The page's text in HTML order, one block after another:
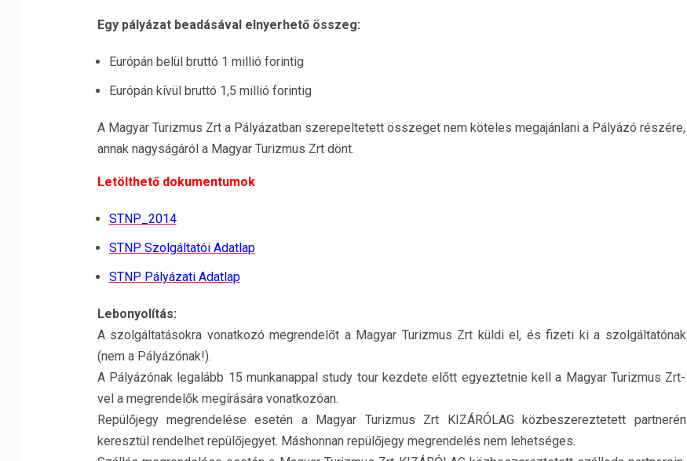
Egy pályázat beadásával elnyerhető összeg:
Európán belül bruttó 1 millió forintig
Európán kívül bruttó 1,5 millió forintig
A Magyar Turizmus Zrt a Pályázatban szerepeltetett összeget nem köteles megajánlani a Pályázó részére,
annak nagyságáról a Magyar Turizmus Zrt dönt.
Letölthető dokumentumok
STNP_2014
STNP Szolgáltatói Adatlap
STNP Pályázati Adatlap
Lebonyolítás:
A szolgáltatásokra vonatkozó megrendelőt a Magyar Turizmus Zrt küldi el, és fizeti ki a szolgáltatónak
(nem a Pályázónak!).
A Pályázónak legalább 15 munkanappal study tour kezdete előtt egyeztetnie kell a Magyar Turizmus Zrt-
vel a megrendelők megírására vonatkozóan.
Repülőjegy megrendelése esetén a Magyar Turizmus Zrt KIZÁRÓLAG közbeszereztetett partnerén
keresztül rendelhet repülőjegyet. Máshonnan repülőjegy megrendelés nem lehetséges.